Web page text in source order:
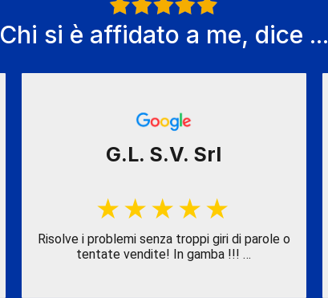
Chi si è affidato a me, dice ...
G.L. S.V. Srl
Risolve i problemi senza troppi giri di parole o
tentate vendite! In gamba !!! …